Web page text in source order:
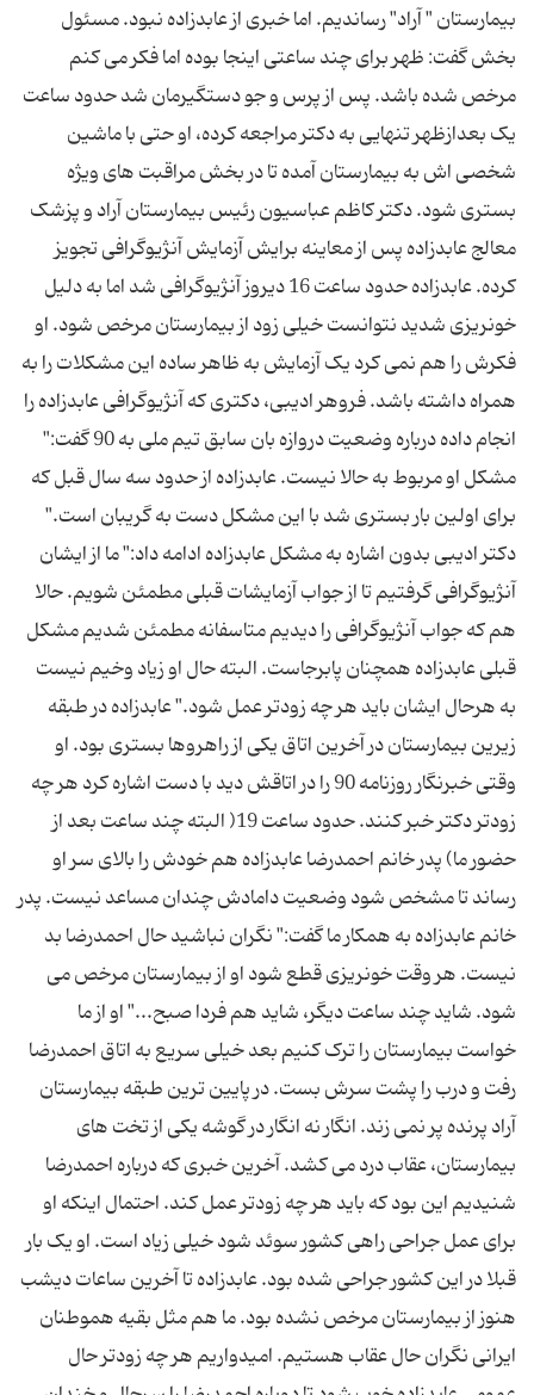
بیمارستان " آراد" رساندیم. اما خبری از عابدزاده نبود. مسئول
بخش گفت: ظهر برای چند ساعتی اینجا بوده اما فکر می کنم
مرخص شده باشد. پس از پرس و جو دستگیرمان شد حدود ساعت
یک بعدازظهر تنهایی به دکتر مراجعه کرده، او حتی با ماشین
شخصی اش به بیمارستان آمده تا در بخش مراقبت های ویژه
بستری شود. دکتر کاظم عباسیون رئیس بیمارستان آراد و پزشک
معالج عابدزاده پس از معاینه برایش آزمایش آنژیوگرافی تجویز
کرده. عابدزاده حدود ساعت 16 دیروز آنژیوگرافی شد اما به دلیل
خونریزی شدید نتوانست خیلی زود از بیمارستان مرخص شود. او
فکرش را هم نمی کرد یک آزمایش به ظاهر ساده این مشکلات را به
همراه داشته باشد. فروهر ادیبی، دکتری که آنژیوگرافی عابدزاده را
انجام داده درباره وضعیت دروازه بان سابق تیم ملی به 90 گفت:"
مشکل او مربوط به حالا نیست. عابدزاده از حدود سه سال قبل که
برای اولین بار بستری شد با این مشکل دست به گریبان است."
دکتر ادیبی بدون اشاره به مشکل عابدزاده ادامه داد:" ما از ایشان
آنژیوگرافی گرفتیم تا از جواب آزمایشات قبلی مطمئن شویم. حالا
هم که جواب آنژیوگرافی را دیدیم متاسفانه مطمئن شدیم مشکل
قبلی عابدزاده همچنان پابرجاست. البته حال او زیاد وخیم نیست
به هرحال ایشان باید هر چه زودتر عمل شود." عابدزاده در طبقه
زیرین بیمارستان در آخرین اتاق یکی از راهروها بستری بود. او
وقتی خبرنگار روزنامه 90 را در اتاقش دید با دست اشاره کرد هر چه
زودتر دکتر خبر کنند. حدود ساعت 19( البته چند ساعت بعد از
حضور ما) پدر خانم احمدرضا عابدزاده هم خودش را بالای سر او
رساند تا مشخص شود وضعیت دامادش چندان مساعد نیست. پدر
خانم عابدزاده به همکار ما گفت:" نگران نباشید حال احمدرضا بد
نیست. هر وقت خونریزی قطع شود او از بیمارستان مرخص می
شود. شاید چند ساعت دیگر، شاید هم فردا صبح..." او از ما
خواست بیمارستان را ترک کنیم بعد خیلی سریع به اتاق احمدرضا
رفت و درب را پشت سرش بست. در پایین ترین طبقه بیمارستان
آراد پرنده پر نمی زند. انگار نه انگار در گوشه یکی از تخت های
بیمارستان، عقاب درد می کشد. آخرین خبری که درباره احمدرضا
شنیدیم این بود که باید هر چه زودتر عمل کند. احتمال اینکه او
برای عمل جراحی راهی کشور سوئد شود خیلی زیاد است. او یک بار
قبلا در این کشور جراحی شده بود. عابدزاده تا آخرین ساعات دیشب
هنوز از بیمارستان مرخص نشده بود. ما هم مثل بقیه هموطنان
ایرانی نگران حال عقاب هستیم. امیدواریم هر چه زودتر حال